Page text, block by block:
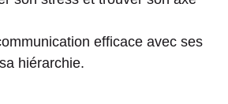
efficace avec ses
hiérarchie.